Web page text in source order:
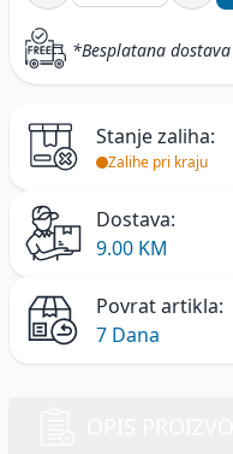
*Besplatana
Stanje zaliha:
Zalihe pri kraju
Dostava:
9.00 KM
Povrat artikla:
7 Dana